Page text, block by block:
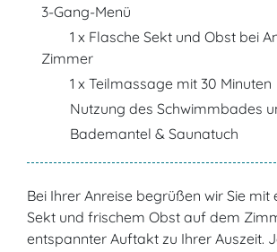
3-Gang-Menü
1 x Flasche Sekt und Obst bei
Zimmer
1 x Teilmassage mit 30 Minuten
Nutzung des Schwimmbades
Bademantel & Saunatuch
Bei Ihrer Anreise begrüßen wir Sie mit
Sekt und frischem Obst auf dem
entspannter Auftakt zu Ihrer Auszeit.